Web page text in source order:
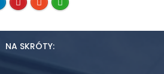
NA SKRÓTY: